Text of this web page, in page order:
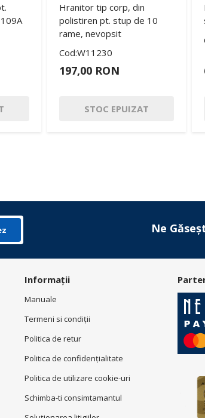
Hranitor tip corp, din
polistiren pt. stup de 10
rame, nevopsit
Cod:W11230
197,00 RON
STOC EPUIZAT
Ne
Informații
Manuale
Termeni si condiţii
Politica de retur
Politica de confidenţialitate
Politica de utilizare cookie-uri
Schimba-ti consimtamantul